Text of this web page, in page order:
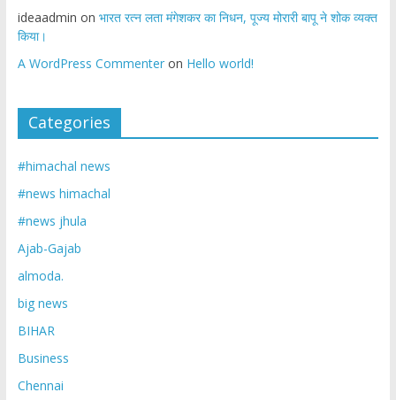
ideaadmin on भारत रत्न लता मंगेशकर का निधन, पूज्य मोरारी बापू ने शोक व्यक्त
किया।
A WordPress Commenteron Hello world!
Categories
#himachal news
#news himachal
#news jhula
Ajab-Gajab
almoda.
big news
BIHAR
Business
Chennai